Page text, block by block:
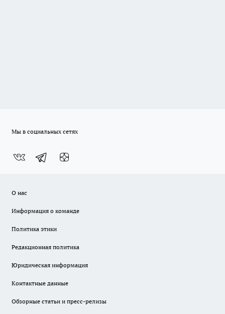
Мы в социальных сетях
О нас
Информация о команде
Политика этики
Редакционная политика
Юридическая информация
Контактные данные
Обзорные статьи и пресс-релизы